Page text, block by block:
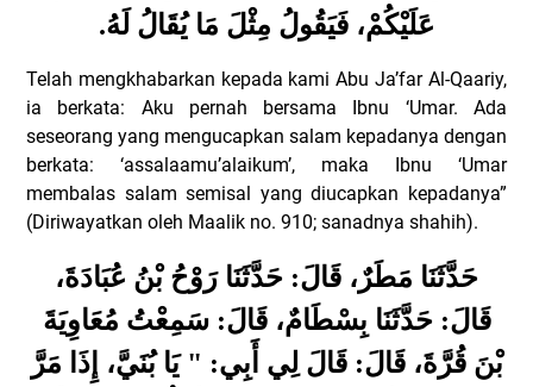
عَلَيْكُمْ، فَيَقُولُ مِثْلَ مَا يُقَالُ لَهُ.
Telah mengkhabarkan kepada kami Abu Ja’far Al-Qaariy,
ia berkata: Aku pernah bersama Ibnu ‘Umar. Ada
seseorang yang mengucapkan salam kepadanya dengan
berkata: ‘assalaamu’alaikum’, maka Ibnu ‘Umar
membalas salam semisal yang diucapkan kepadanya”
(Diriwayatkan oleh Maalik no. 910; sanadnya shahih).
حَدَّثَنَا مَطَرٌ، قَالَ: حَدَّثَنَا رَوْحُ بْنُ عُبَادَةَ،
قَالَ: حَدَّثَنَا بِسْطَامٌ، قَالَ: سَمِعْتُ مُعَاوِيَةَ
بْنَ قُرَّةَ، قَالَ: قَالَ لِي أَبِي: " يَا بُنَيَّ، إِذَا مَرَّ